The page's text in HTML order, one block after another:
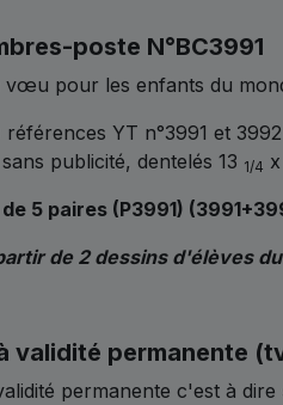
poste N°BC3991
vœu pour les enfants du
références YT n°3991 et
publicité, dentelés 13 1/4
5 paires (P3991)
de 2 dessins d'élèves
validité permanente
permanente c'est à dire